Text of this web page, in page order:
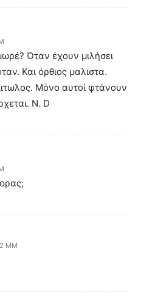
Όταν έχουν μιλήσει
Και όρθιος μαλιστα.
Μόνο αυτοί φτάνουν
N. D
ΜΜ